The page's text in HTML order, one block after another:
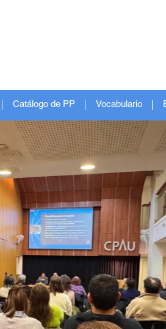
Catálogo de PP Vocabulario